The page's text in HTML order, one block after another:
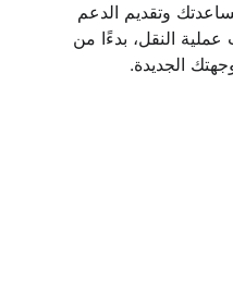
هنا لمساعدتك وتقديم الدعم
النقل، بدءًا من
الجديدة.